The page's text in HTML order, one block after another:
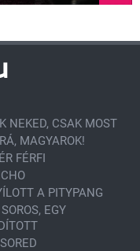
NEKED, CSAK MOST
MAGYAROK!
FÉRFI
A PITYPANG
EGY